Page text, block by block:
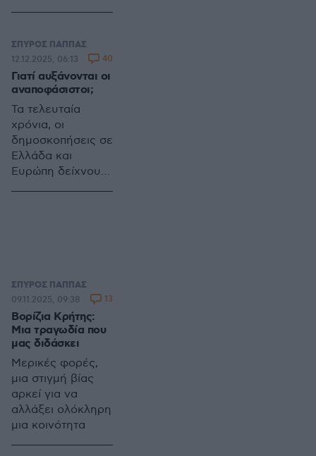
ΣΠΥΡΟΣ ΠΑΠΠΑΣ
Γιατί αυξάνονται οι
αναποφάσιστοι;
Τα τελευταία
χρόνια, οι
δημοσκοπήσεις σε
Ελλάδα και
Ευρώπη δείχνουν
12.12.2025, 06:13 40
ΣΠΥΡΟΣ ΠΑΠΠΑΣ
Βορίζια Κρήτης:
Μια τραγωδία που
μας διδάσκει
Μερικές φορές,
μια στιγμή βίας
αρκεί για να
αλλάξει ολόκληρη
μια κοινότητα
09.11.2025, 09:38 13